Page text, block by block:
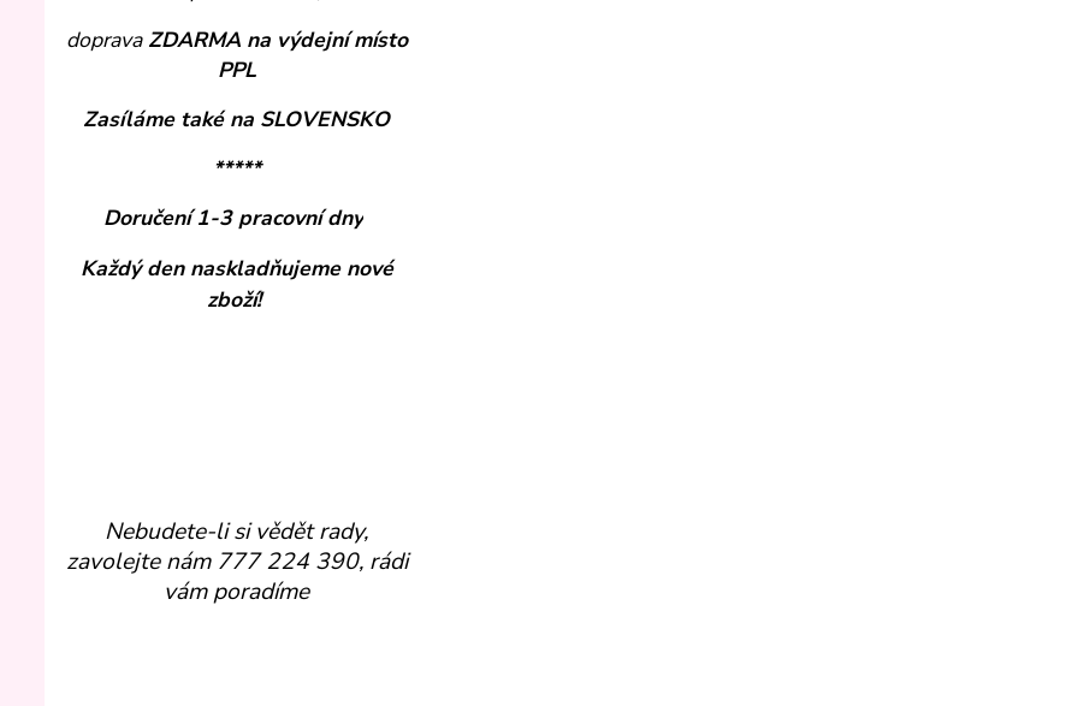
doprava ZDARMA na výdejní místo
PPL
Zasíláme také na SLOVENSKO
*****
Doručení 1-3 pracovní dny
Každý den naskladňujeme nové
zboží!
Nebudete-li si vědět rady,
zavolejte nám 777 224 390, rádi
vám poradíme